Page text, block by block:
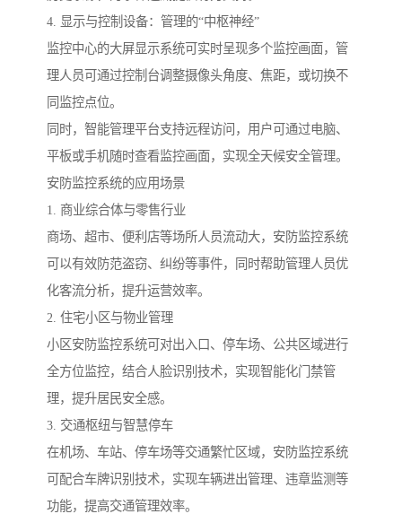
4. 显示与控制设备：管理的“中枢神经”
监控中心的大屏显示系统可实时呈现多个监控画面，管
理人员可通过控制台调整摄像头角度、焦距，或切换不
同监控点位。
同时，智能管理平台支持远程访问，用户可通过电脑、
平板或手机随时查看监控画面，实现全天候安全管理。
安防监控系统的应用场景
1. 商业综合体与零售行业
商场、超市、便利店等场所人员流动大，安防监控系统
可以有效防范盗窃、纠纷等事件，同时帮助管理人员优
化客流分析，提升运营效率。
2. 住宅小区与物业管理
小区安防监控系统可对出入口、停车场、公共区域进行
全方位监控，结合人脸识别技术，实现智能化门禁管
理，提升居民安全感。
3. 交通枢纽与智慧停车
在机场、车站、停车场等交通繁忙区域，安防监控系统
可配合车牌识别技术，实现车辆进出管理、违章监测等
功能，提高交通管理效率。